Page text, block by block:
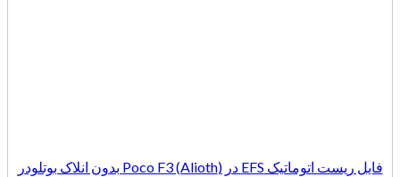
فایل ریست اتوماتیک EFS در (Poco F3 (Alioth بدون انلاک بوتلودر